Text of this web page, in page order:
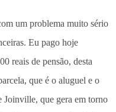
um problema muito sério
Eu pago hoje
reais de pensão, desta
que é o aluguel e o
que gera em torno